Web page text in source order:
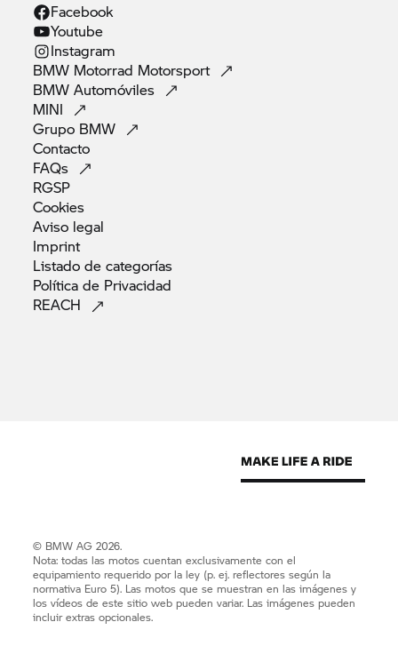
Facebook
Youtube
Instagram
BMW Motorrad Motorsport
BMWAutomóviles
MINI
Grupo BMW
Contacto
FAQs
RGSP
Cookies
Aviso legal
Imprint
Listado decategorías
Política de Privacidad
REACH
© BMW AG 2026.
Nota: todas las motos cuentan exclusivamente con el
equipamiento requerido por la ley (p. ej. reflectores según la
normativa Euro 5). Las motos que se muestran en las imágenes y
los vídeos de este sitio web pueden variar. Las imágenes pueden
incluir extras opcionales.